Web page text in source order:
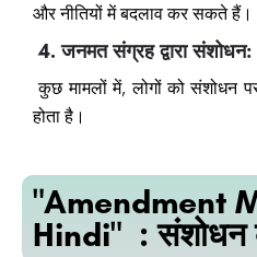
और नीतियों में बदलाव कर सकते हैं।
4. जनमत संग्रह द्वारा संशोधन:
कुछ मामलों में, लोगों को संशोधन
होता है।
"Amendment
Hindi" : संशोधन